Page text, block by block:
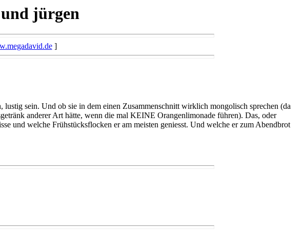
jürgen
]
sein. Und ob sie in dem einen Zusammenschnitt wirklich mongolisch sprechen (da
anderer Art hätte, wenn die mal KEINE Orangenlimonade führen). Das, oder
und welche Frühstücksflocken er am meisten geniesst. Und welche er zum Abendbrot